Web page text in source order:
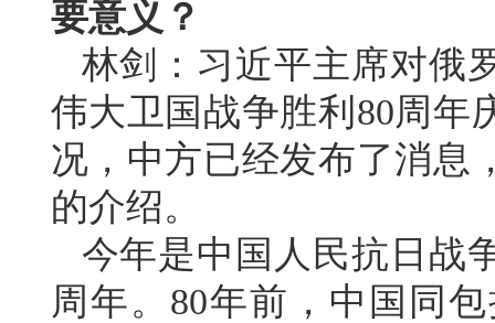
要意义？
林剑：习近平主席对俄
伟大卫国战争胜利80周年
况，中方已经发布了消息
的介绍。
今年是中国人民抗日战
周年。80年前，中国同